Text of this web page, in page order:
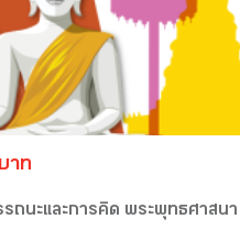
าท
ถนะและการคิด พระพุทธศาสนา